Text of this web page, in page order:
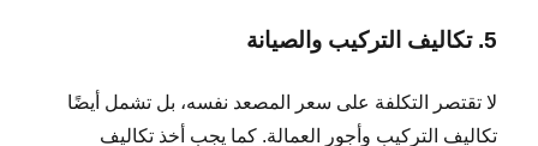
5. تكاليف التركيب والصيانة
لا تقتصر التكلفة على سعر المصعد نفسه، بل تشمل أيضًا
تكاليف التركيب وأجور العمالة. كما يجب أخذ تكاليف